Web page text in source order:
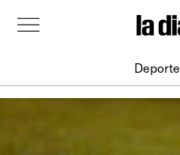
Deporte